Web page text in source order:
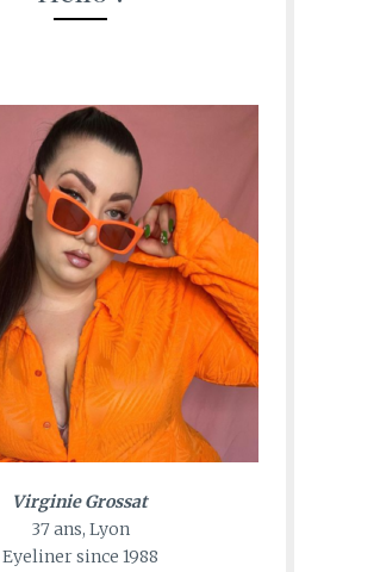
Virginie Grossat
37 ans, Lyon
Eyeliner since 1988